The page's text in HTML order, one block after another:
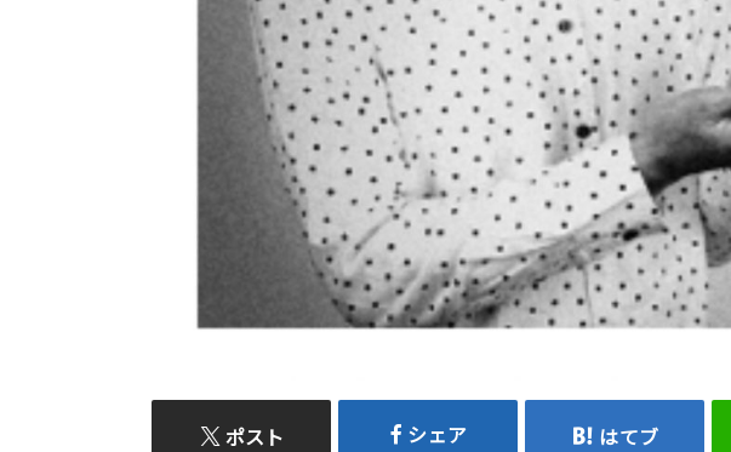
ポスト シェア はてブ